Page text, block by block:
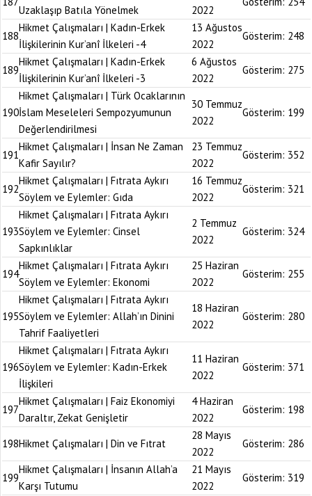
Uzaklaşıp Batıla Yönelmek 2022
188
Hikmet Çalışmaları | Kadın-Erkek
İlişkilerinin Kur’anî İlkeleri -4
13 Ağustos
2022
Gösterim: 248
189
Hikmet Çalışmaları | Kadın-Erkek
İlişkilerinin Kur’anî İlkeleri -3
6 Ağustos
2022
Gösterim: 275
190
Hikmet Çalışmaları | Türk Ocaklarının
İslam Meseleleri Sempozyumunun
Değerlendirilmesi
30 Temmuz
2022
Gösterim: 199
191
Hikmet Çalışmaları | İnsan Ne Zaman
Kafir Sayılır?
23 Temmuz
2022
Gösterim: 352
192
Hikmet Çalışmaları | Fıtrata Aykırı
Söylem ve Eylemler: Gıda
16 Temmuz
2022
Gösterim: 321
193
Hikmet Çalışmaları | Fıtrata Aykırı
Söylem ve Eylemler: Cinsel
Sapkınlıklar
2 Temmuz
2022
Gösterim: 324
194
Hikmet Çalışmaları | Fıtrata Aykırı
Söylem ve Eylemler: Ekonomi
25 Haziran
2022
Gösterim: 255
195
Hikmet Çalışmaları | Fıtrata Aykırı
Söylem ve Eylemler: Allah’ın Dinini
Tahrif Faaliyetleri
18 Haziran
2022
Gösterim: 280
196
Hikmet Çalışmaları | Fıtrata Aykırı
Söylem ve Eylemler: Kadın-Erkek
İlişkileri
11 Haziran
2022
Gösterim: 371
197
Hikmet Çalışmaları | Faiz Ekonomiyi
Daraltır, Zekat Genişletir
4 Haziran
2022
Gösterim: 198
198Hikmet Çalışmaları | Din ve Fıtrat
28 Mayıs
2022
Gösterim: 286
199
Hikmet Çalışmaları | İnsanın Allah’a
Karşı Tutumu
21 Mayıs
2022
Gösterim: 319